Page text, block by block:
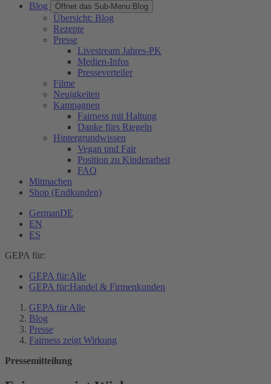
Blog
Öffnet das Sub-Menu: Blog
Übersicht: Blog
Rezepte
Presse
Livestream Jahres-PK
Medien-Infos
Presseverteiler
Filme
Neuigkeiten
Kampagnen
Fairness mit Haltung
Danke fürs Riegeln
Hintergrundwissen
Vegan und Fair
Position zu Kinderarbeit
FAQ
Mitmachen
Shop (Endkunden)
GermanDE
EN
ES
GEPA für:
GEPA für:Alle
GEPA für:Handel & Firmenkunden
GEPA für Alle
Blog
Presse
Fairness zeigt Wirkung
Pressemitteilung